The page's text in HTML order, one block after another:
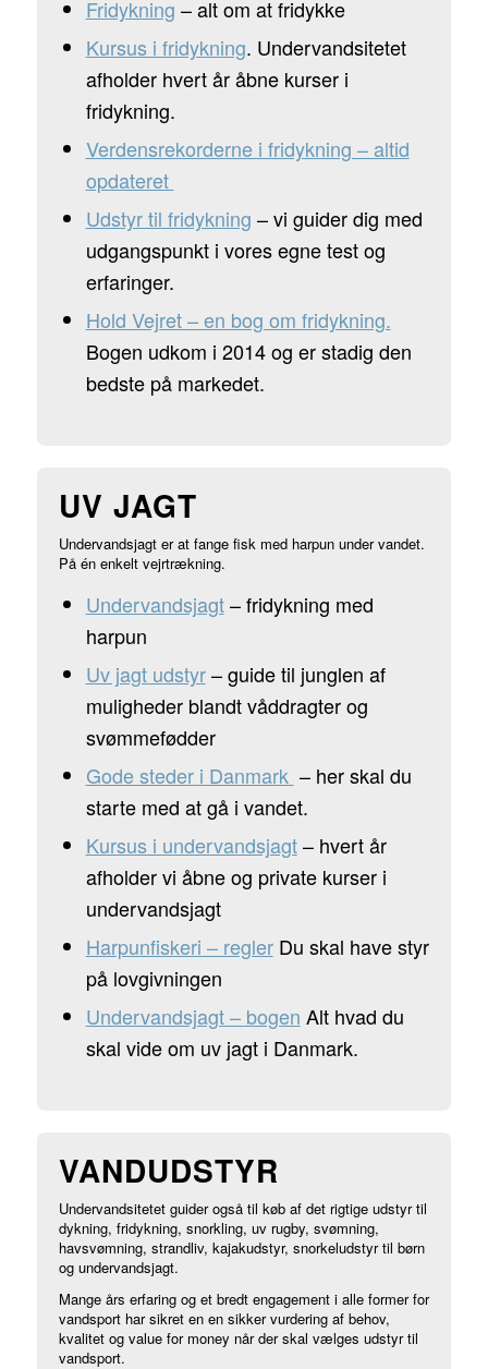
Fridykning – alt om at fridykke
Kursus i fridykning. Undervandsitetet
afholder hvert år åbne kurser i
fridykning.
Verdensrekorderne i fridykning – altid
opdateret
Udstyr til fridykning – vi guider dig med
udgangspunkt i vores egne test og
erfaringer.
Hold Vejret – en bog om fridykning.
Bogen udkom i 2014 og er stadig den
bedste på markedet.
UV JAGT
Undervandsjagt er at fange fisk med harpun under vandet.
På én enkelt vejrtrækning.
Undervandsjagt– fridykning med
harpun
Uv jagt udstyr– guide til junglen af
muligheder blandt våddragter og
svømmefødder
Gode steder i Danmark – her skal du
starte med at gå i vandet.
Kursus i undervandsjagt– hvert år
afholder vi åbne og private kurser i
undervandsjagt
Harpunfiskeri – reglerDu skal have styr
på lovgivningen
Undervandsjagt – bogen Alt hvad du
skal vide om uv jagt i Danmark.
VANDUDSTYR
Undervandsitetet guider også til køb af det rigtige udstyr til
dykning, fridykning, snorkling, uv rugby, svømning,
havsvømning, strandliv, kajakudstyr, snorkeludstyr til børn
og undervandsjagt.
Mange års erfaring og et bredt engagement i alle former for
vandsport har sikret en en sikker vurdering af behov,
kvalitet og value for money når der skal vælges udstyr til
vandsport.